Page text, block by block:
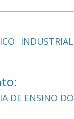
DE ENSINO